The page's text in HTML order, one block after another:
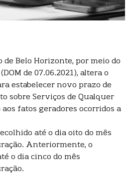
Belo Horizonte, por meio do
de 07.06.2021), altera o
estabelecer novo prazo de
sobre Serviços de Qualquer
fatos geradores ocorridos a
até o dia oito do mês
Anteriormente, o
o dia cinco do mês